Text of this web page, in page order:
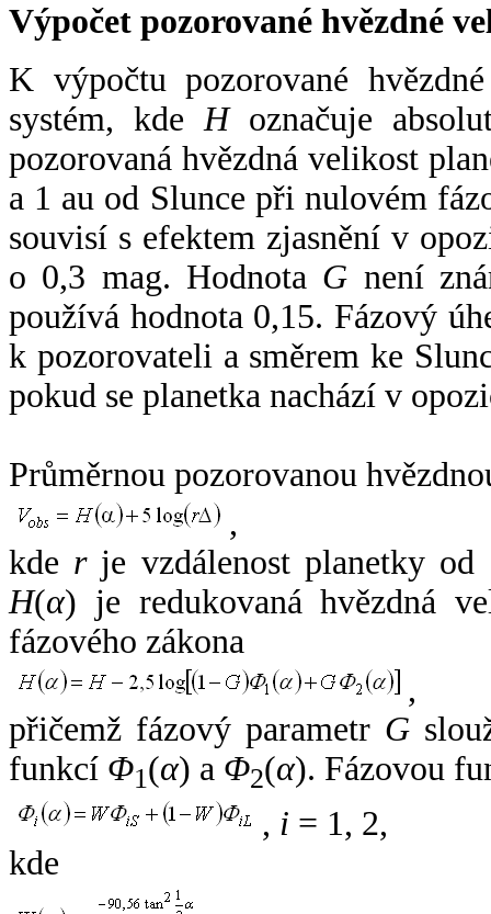
Výpočet pozorované hvězdné
K výpočtu pozorované
systém, kde Hoznačuje
pozorovaná hvězdná velikost
a 1 au od Slunce při nulovém
souvisí s efektem zjasnění v
o 0,3 mag. Hodnota G není
používá hodnota 0,15. Fázový
k pozorovateli a směrem ke
pokud se planetka nachází v
Průměrnou pozorovanou
,
kde rje vzdálenost planetky od
H(α) je redukovaná hvězdná
fázového zákona
,
přičemž fázový parametr G
funkcí Φ1(α) a Φ2(α). Fázovou
, i = 1, 2,
kde